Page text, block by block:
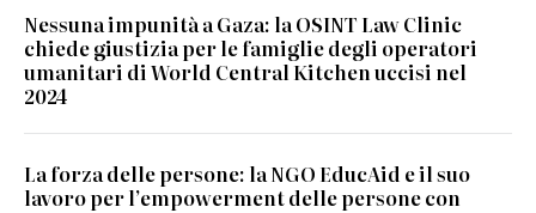
Nessuna impunità a Gaza: la OSINT Law Clinic
chiede giustizia per le famiglie degli operatori
umanitari di World Central Kitchen uccisi nel
2024
La forza delle persone: la NGO EducAid e il suo
lavoro per l’empowerment delle persone con